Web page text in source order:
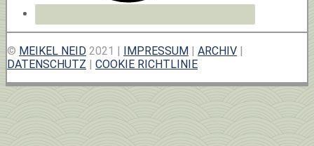
© MEIKEL NEID 2021 | IMPRESSUM | ARCHIV |
DATENSCHUTZ | COOKIE RICHTLINIE